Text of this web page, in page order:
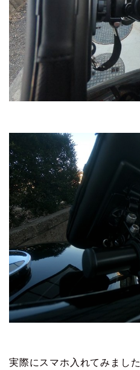
実際にスマホ入れてみました